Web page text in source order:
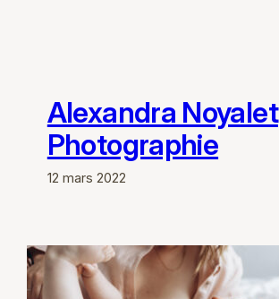
Alexandra Noyalet
Photographie
12 mars 2022